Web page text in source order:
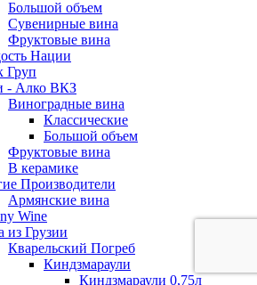
Большой объем
Сувенирные вина
Фруктовые вина
Нации
Груп
- Алко ВКЗ
Виноградные вина
Классические
Большой объем
Фруктовые вина
В керамике
Производители
Армянские вина
Wine
из Грузии
Кварельский Погреб
Киндзмараули
Киндзмараули 0,75л